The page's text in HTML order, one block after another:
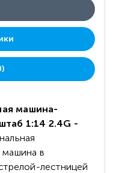
машина-
1:14 2.4G -
машина в
лестницей